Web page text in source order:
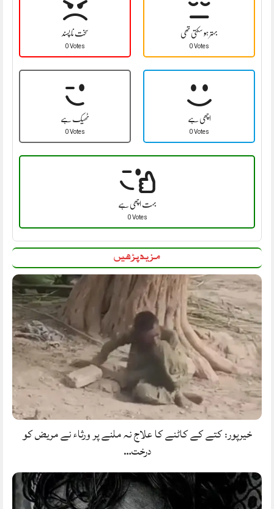
سخت نا پسند
0 Votes
بہتر ہو سکتی تھی
0 Votes
ٹھیک ہے
0 Votes
اچھی ہے
0 Votes
بہت اچھی ہے
0 Votes
مزید پڑھیں
خیرپور: کتے کے کاٹنے کا علاج نہ ملنے پر ورثاء نے مریض کو
درخت…